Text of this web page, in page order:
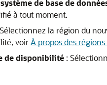
de base de
à tout moment.
la région du
voirÀ propos des
de disponibilité :